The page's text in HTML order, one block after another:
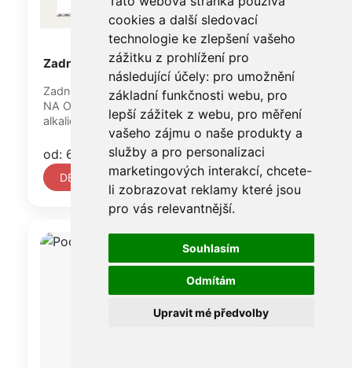
cookies a další sledovací
technologie ke zlepšení vašeho
zážitku z prohlížení pro
následující účely: pro umožnění
základní funkčnosti webu, pro
lepší zážitek z webu, pro měření
vašeho zájmu o naše produkty a
služby a pro personalizaci
marketingových interakcí, chcete-
li zobrazovat reklamy které jsou
pro vás relevantnější.
Souhlasím
Odmítám
Upravit mé předvolby
Zadní deska KLUG, síla 1,8 mm
Zadní deska KLUG Corrugated board E-flute /
NA OBJEDNÁVKU / je velmi oblíbená archivní
alkalická vlnitá lepenka...
od: 6 960 Kč
DETAIL